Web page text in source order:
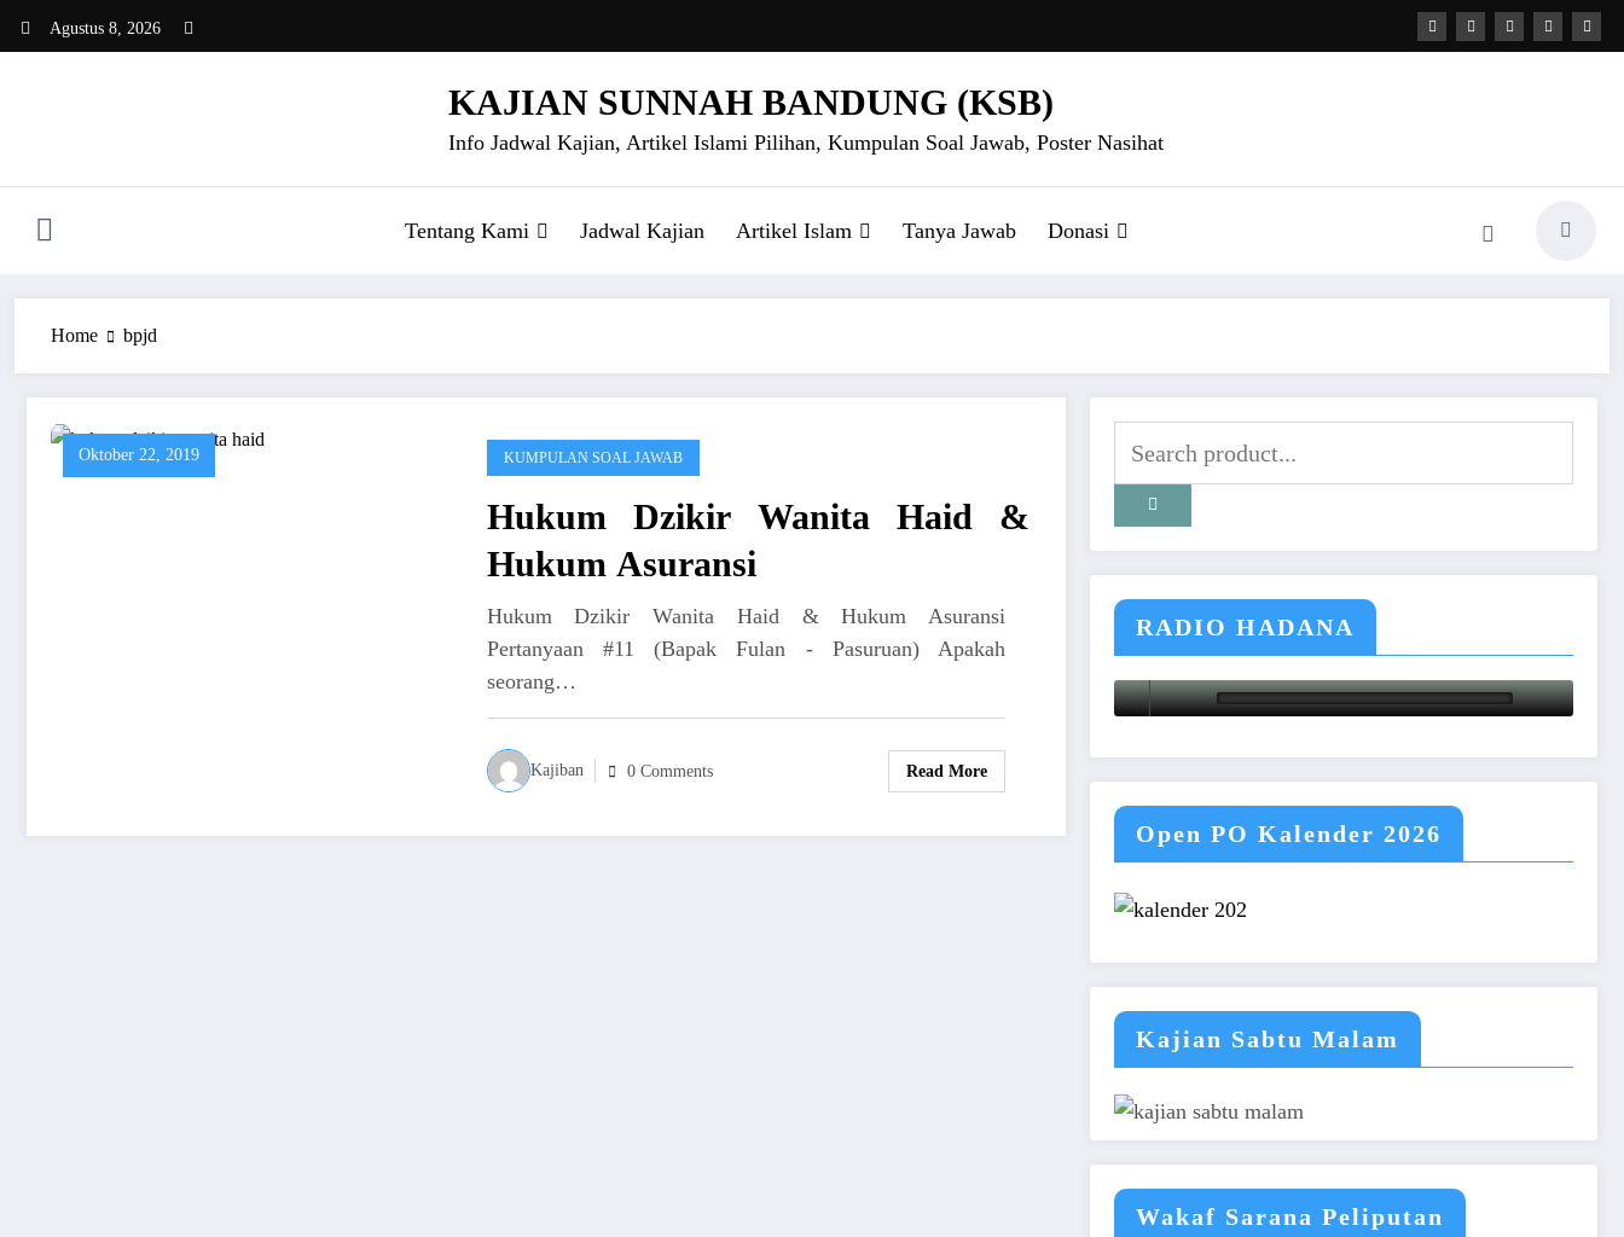
Agustus 8, 2026
KAJIAN SUNNAH BANDUNG (KSB)
Info Jadwal Kajian, Artikel Islami Pilihan, Kumpulan Soal Jawab, Poster Nasihat
Tentang Kami Jadwal Kajian Artikel Islam Tanya Jawab Donasi
Home bpjd
Oktober 22, 2019 KUMPULAN SOAL JAWAB
Hukum Dzikir Wanita Haid &
Hukum Asuransi
Hukum Dzikir Wanita Haid & Hukum Asuransi
Pertanyaan #11 (Bapak Fulan - Pasuruan) Apakah
seorang…
Kajiban 0 Comments Read More
RADIO HADANA
Open PO Kalender 2026
Kajian Sabtu Malam
Wakaf Sarana Peliputan